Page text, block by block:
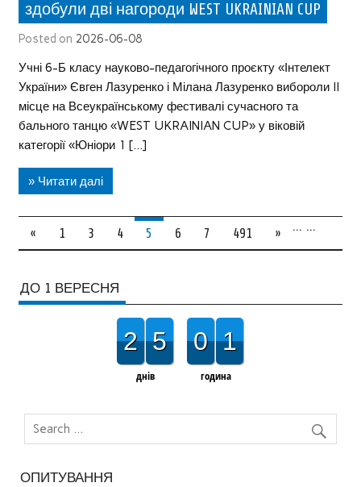
здобули дві нагороди WEST UKRAINIAN CUP
Posted on 2026-06-08
Учні 6-Б класу науково-педагогічного проєкту «Інтелект
України» Євген Лазуренко і Мілана Лазуренко вибороли II
місце на Всеукраїнському фестивалі сучасного та
бального танцю «WEST UKRAINIAN CUP» у віковій
категорії «Юніори 1 […]
» Читати далі
« 1 …
3 4 5 6 7 …
491 »
ДО 1 ВЕРЕСНЯ
2 5
днів
0 1
година
ОПИТУВАННЯ